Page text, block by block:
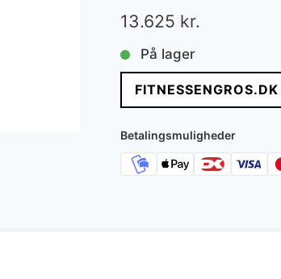
13.625 kr.
På lager
Betalingsmuligheder